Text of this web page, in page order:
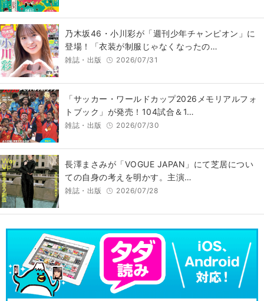
乃木坂46・小川彩が「週刊少年チャンピオン」に
登場！「衣装が制服じゃなくなったの…
雑誌・出版 2026/07/31
「サッカー・ワールドカップ2026メモリアルフォ
トブック」が発売！104試合＆1…
雑誌・出版 2026/07/30
長澤まさみが「VOGUE JAPAN」にて芝居につい
ての自身の考えを明かす。主演…
雑誌・出版 2026/07/28